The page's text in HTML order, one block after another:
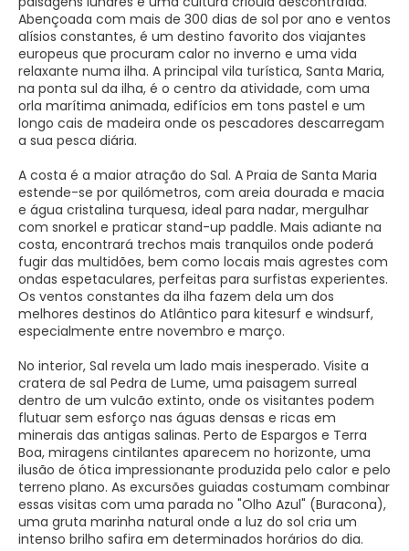
Abençoada com mais de 300 dias de sol por ano e ventos
alísios constantes, é um destino favorito dos viajantes
europeus que procuram calor no inverno e uma vida
relaxante numa ilha. A principal vila turística, Santa Maria,
na ponta sul da ilha, é o centro da atividade, com uma
orla marítima animada, edifícios em tons pastel e um
longo cais de madeira onde os pescadores descarregam
a sua pesca diária.
A costa é a maior atração do Sal. A Praia de Santa Maria
estende-se por quilómetros, com areia dourada e macia
e água cristalina turquesa, ideal para nadar, mergulhar
com snorkel e praticar stand-up paddle. Mais adiante na
costa, encontrará trechos mais tranquilos onde poderá
fugir das multidões, bem como locais mais agrestes com
ondas espetaculares, perfeitas para surfistas experientes.
Os ventos constantes da ilha fazem dela um dos
melhores destinos do Atlântico para kitesurf e windsurf,
especialmente entre novembro e março.
No interior, Sal revela um lado mais inesperado. Visite a
cratera de sal Pedra de Lume, uma paisagem surreal
dentro de um vulcão extinto, onde os visitantes podem
flutuar sem esforço nas águas densas e ricas em
minerais das antigas salinas. Perto de Espargos e Terra
Boa, miragens cintilantes aparecem no horizonte, uma
ilusão de ótica impressionante produzida pelo calor e pelo
terreno plano. As excursões guiadas costumam combinar
essas visitas com uma parada no "Olho Azul" (Buracona),
uma gruta marinha natural onde a luz do sol cria um
intenso brilho safira em determinados horários do dia.